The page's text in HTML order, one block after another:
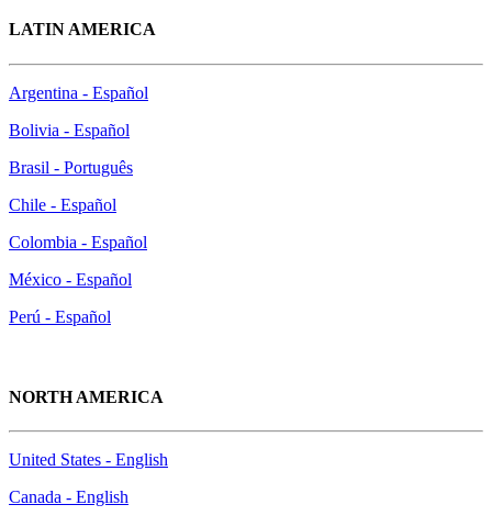
LATIN AMERICA
Argentina - Español
Bolivia - Español
Brasil - Português
Chile - Español
Colombia - Español
México - Español
Perú - Español
NORTH AMERICA
United States - English
Canada - English